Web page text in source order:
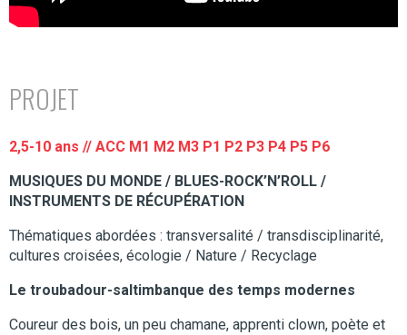
PROJET
2,5-10 ans // ACC M1 M2 M3 P1 P2 P3 P4 P5 P6
MUSIQUES DU MONDE / BLUES-ROCK’N’ROLL /
INSTRUMENTS DE RÉCUPÉRATION
Thématiques abordées : transversalité / transdisciplinarité,
cultures croisées, écologie / Nature / Recyclage
Le troubadour-saltimbanque des temps modernes
Coureur des bois, un peu chamane, apprenti clown, poète et